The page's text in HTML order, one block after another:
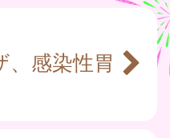
感染性胃